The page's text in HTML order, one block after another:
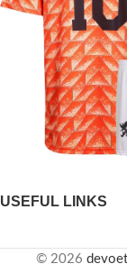
USEFUL LINKS
© 2026